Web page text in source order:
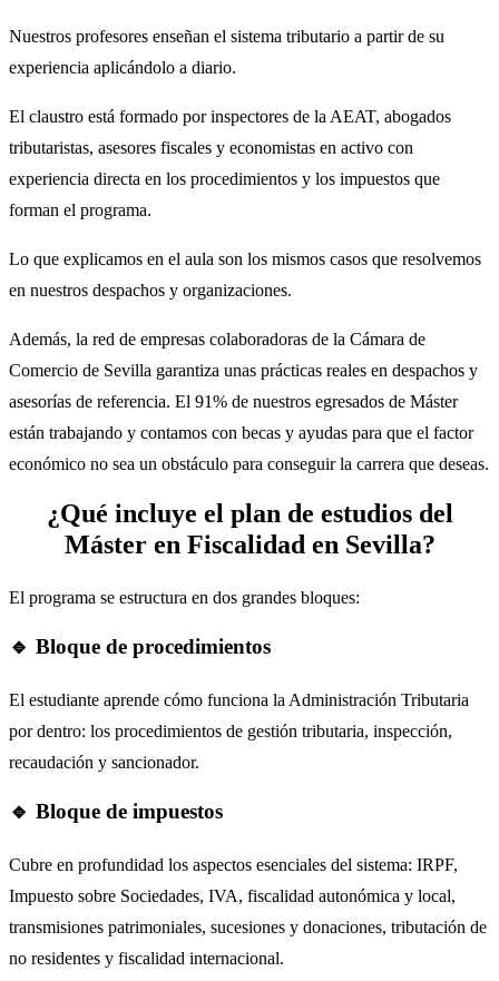
GRUPO GARANTÍA
ESPECIALISTA DE ASESORAMIENTO FISCAL. MIEMBRO DEL
GRUPO DE ABOGADOS TRIBUTARISTAS DEL ILUSTRE
COLEGIO DE ABOGADOS DE SEVILLA.
Sara Vera
GRUPO GARANTÍA
ABOGADA DEL BUFETE BORES Y CÍA ABOGADOS.
ESPECIALISTA DE ASESORAMIENTO FISCAL. MIEMBRO DEL
GRUPO DE ABOGADOS TRIBUTARISTAS DEL ILUSTRE
COLEGIO DE ABOGADOS DE SEVILLA.
GRADUADA SOCIAL. ASESORA FISCAL Y CONTABLE EN
Nuestros profesores enseñan el sistema tributario a partir de su
experiencia aplicándolo a diario.
El claustro está formado por inspectores de la AEAT, abogados
tributaristas, asesores fiscales y economistas en activo con
experiencia directa en los procedimientos y los impuestos que
forman el programa.
Lo que explicamos en el aula son los mismos casos que resolvemos
en nuestros despachos y organizaciones.
Además, la red de empresas colaboradoras de la Cámara de
Comercio de Sevilla garantiza unas prácticas reales en despachos y
asesorías de referencia. El 91% de nuestros egresados de Máster
están trabajando y contamos con becas y ayudas para que el factor
económico no sea un obstáculo para conseguir la carrera que deseas.
¿Qué incluye el plan de estudios del
Máster en Fiscalidad en Sevilla?
El programa se estructura en dos grandes bloques:
🔹 Bloque de procedimientos
El estudiante aprende cómo funciona la Administración Tributaria
por dentro: los procedimientos de gestión tributaria, inspección,
recaudación y sancionador.
🔹 Bloque de impuestos
Cubre en profundidad los aspectos esenciales del sistema: IRPF,
Impuesto sobre Sociedades, IVA, fiscalidad autonómica y local,
transmisiones patrimoniales, sucesiones y donaciones, tributación de
no residentes y fiscalidad internacional.